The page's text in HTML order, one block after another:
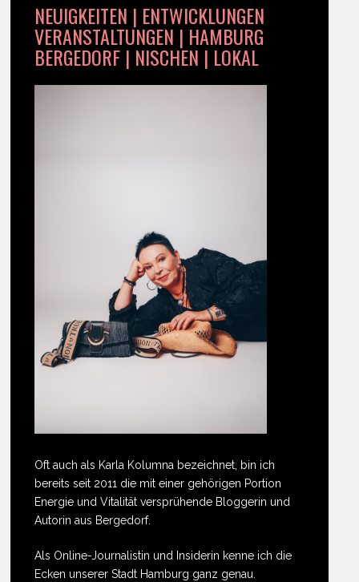
NEUIGKEITEN | ENTWICKLUNGEN
VERANSTALTUNGEN | HAMBURG
BERGEDORF | NISCHEN | LOKAL
Oft auch als Karla Kolumna bezeichnet, bin ich
bereits seit 2011 die mit einer gehörigen Portion
Energie und Vitalität versprühende Bloggerin und
Autorin aus Bergedorf.
Als Online-Journalistin und Insiderin kenne ich die
Ecken unserer Stadt Hamburg ganz genau.